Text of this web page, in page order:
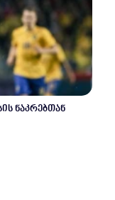
ნაკრებთან